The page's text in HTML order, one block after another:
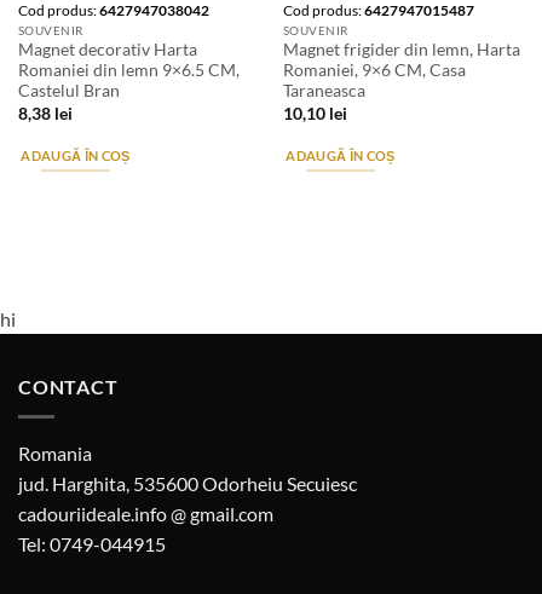
Cod produs:6427947038042
SOUVENIR
Magnet decorativ Harta
Romaniei din lemn 9×6.5 CM,
Castelul Bran
8,38 lei
ADAUGĂ ÎN COȘ
Cod produs:6427947015487
SOUVENIR
Magnet frigider din lemn, Harta
Romaniei, 9×6 CM, Casa
Taraneasca
10,10 lei
ADAUGĂ ÎN COȘ
hi
CONTACT
Romania
jud. Harghita, 535600 Odorheiu Secuiesc
cadouriideale.info @ gmail.com
Tel: 0749-044915